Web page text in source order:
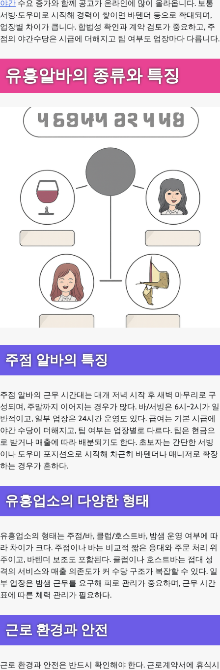
야간 수요 증가와 함께 공고가 온라인에 많이 올라옵니다. 보통
서빙·도우미로 시작해 경력이 쌓이면 바텐더 등으로 확대되며,
업장별 차이가 큽니다. 합법성 확인과 계약 검토가 중요하고, 주
점의 야간수당은 시급에 더해지고 팁 여부도 업장마다 다릅니다.
유흥알바의 종류와 특징
주점 알바의 특징
주점 알바의 근무 시간대는 대개 저녁 시작 후 새벽 마무리로 구
성되며, 주말까지 이어지는 경우가 많다. 바/서빙은 6시~2시가 일
반적이고, 일부 업장은 24시간 운영도 있다. 급여는 기본 시급에
야간 수당이 더해지고, 팁 여부는 업장별로 다르다. 팁은 현금으
로 받거나 매출에 따라 배분되기도 한다. 초보자는 간단한 서빙
이나 도우미 포지션으로 시작해 차근히 바텐더나 매니저로 확장
하는 경우가 흔하다.
유흥업소의 다양한 형태
유흥업소의 형태는 주점/바, 클럽/호스트바, 밤샘 운영 여부에 따
라 차이가 크다. 주점이나 바는 비교적 짧은 응대와 주문 처리 위
주이고, 바텐더 보조도 포함된다. 클럽이나 호스트바는 접대 성
격의 서비스와 매출 의존도가 커 수당 구조가 복잡할 수 있다. 일
부 업장은 밤샘 근무를 요구해 피로 관리가 중요하며, 근무 시간
표에 따른 체력 관리가 필요하다.
근로 환경과 안전
근로 환경과 안전은 반드시 확인해야 한다. 근로계약서에 휴식시